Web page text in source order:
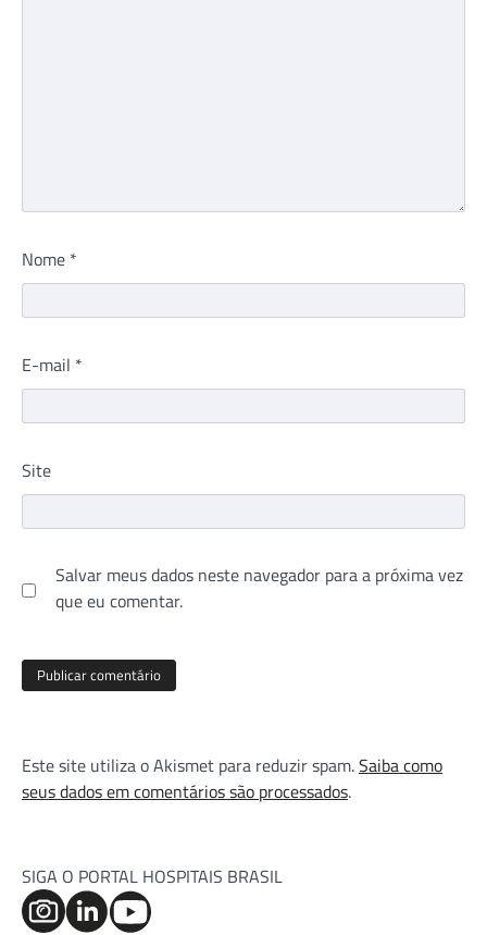
Nome *
E-mail *
Site
Salvar meus dados neste navegador para a próxima vez
que eu comentar.
Este site utiliza o Akismet para reduzir spam.Saiba como
seus dados em comentários são processados.
SIGA O PORTAL HOSPITAIS BRASIL